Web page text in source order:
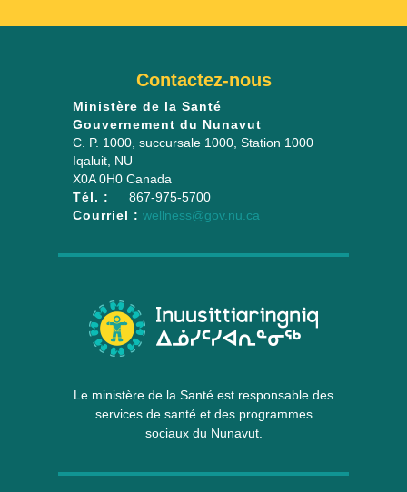
Le ministère de la Santé est responsable des
services de santé et des programmes
sociaux du Nunavut.
Contactez-nous
Ministère de la Santé
Gouvernement du Nunavut
C. P. 1000, succursale 1000 , Station 1000
Iqaluit NU
X0A 0H0 Canada
Tél. :
867-975-5700
Courriel : wellness@gov.nu.ca